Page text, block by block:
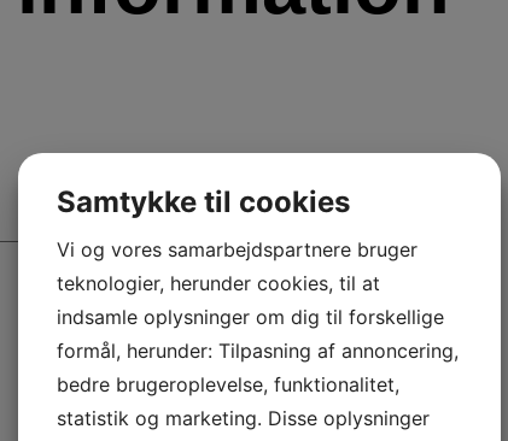
Samtykke til cookies
Vi og vores samarbejdspartnere bruger
teknologier, herunder cookies, til at
indsamle oplysninger om dig til forskellige
formål, herunder: Tilpasning af annoncering,
bedre brugeroplevelse, funktionalitet,
statistik og marketing. Disse oplysninger